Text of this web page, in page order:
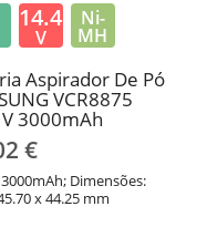
Aspirador De Pó
VCR8875
3000mAh
€
3000mAh; Dimensões:
x 44.25 mm
14.4
V
Ni-
MH